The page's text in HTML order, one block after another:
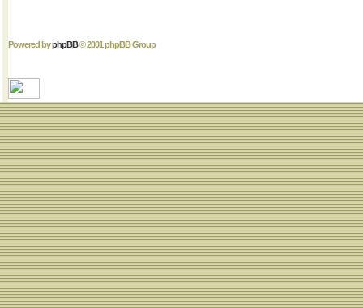
Powered byphpBB© 2001 phpBB Group